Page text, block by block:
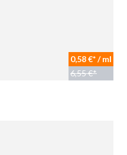
0,58 €* / ml
6,55 €*